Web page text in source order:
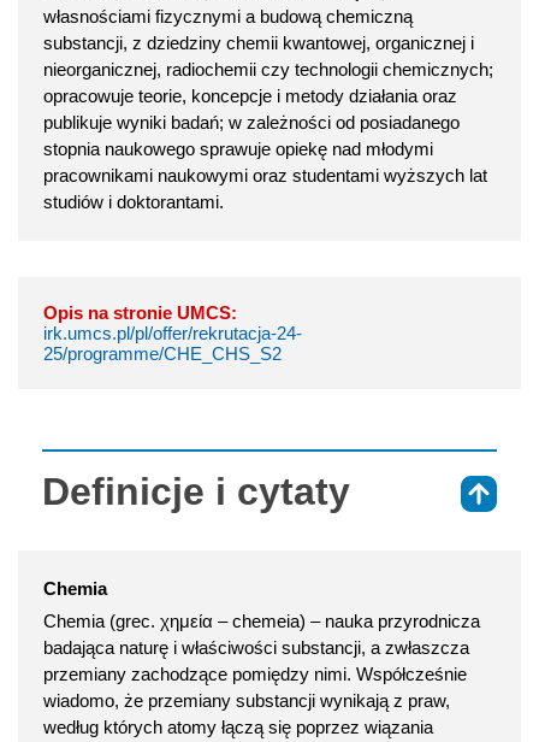
własnościami fizycznymi a budową chemiczną
substancji, z dziedziny chemii kwantowej, organicznej i
nieorganicznej, radiochemii czy technologii chemicznych;
opracowuje teorie, koncepcje i metody działania oraz
publikuje wyniki badań; w zależności od posiadanego
stopnia naukowego sprawuje opiekę nad młodymi
pracownikami naukowymi oraz studentami wyższych lat
studiów i doktorantami.
Opis na stronie UMCS:
irk.umcs.pl/pl/offer/rekrutacja-24-
25/programme/CHE_CHS_S2
Definicje i cytaty
Chemia
Chemia (grec. χημεία – chemeia) – nauka przyrodnicza
badająca naturę i właściwości substancji, a zwłaszcza
przemiany zachodzące pomiędzy nimi. Współcześnie
wiadomo, że przemiany substancji wynikają z praw,
według których atomy łączą się poprzez wiązania